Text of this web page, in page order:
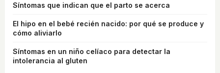
Síntomas que indican que el parto se acerca
El hipo en el bebé recién nacido: por qué se produce y
cómo aliviarlo
Síntomas en un niño celíaco para detectar la
intolerancia al gluten